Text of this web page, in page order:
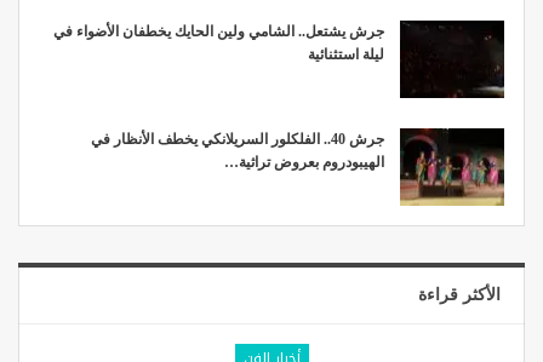
جرش يشتعل.. الشامي ولين الحايك يخطفان الأضواء في
ليلة استثنائية
جرش 40.. الفلكلور السريلانكي يخطف الأنظار في
الهيبودروم بعروض تراثية…
الأكثر قراءة